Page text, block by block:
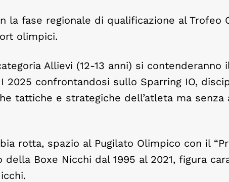
la fase regionale di qualificazione al Trofeo
olimpici.
Allievi (12-13 anni) si contenderanno
2025 confrontandosi sullo Sparring IO,
tattiche e strategiche dell’atleta ma
rotta, spazio al Pugilato Olimpico con il
della Boxe Nicchi dal 1995 al 2021, figura